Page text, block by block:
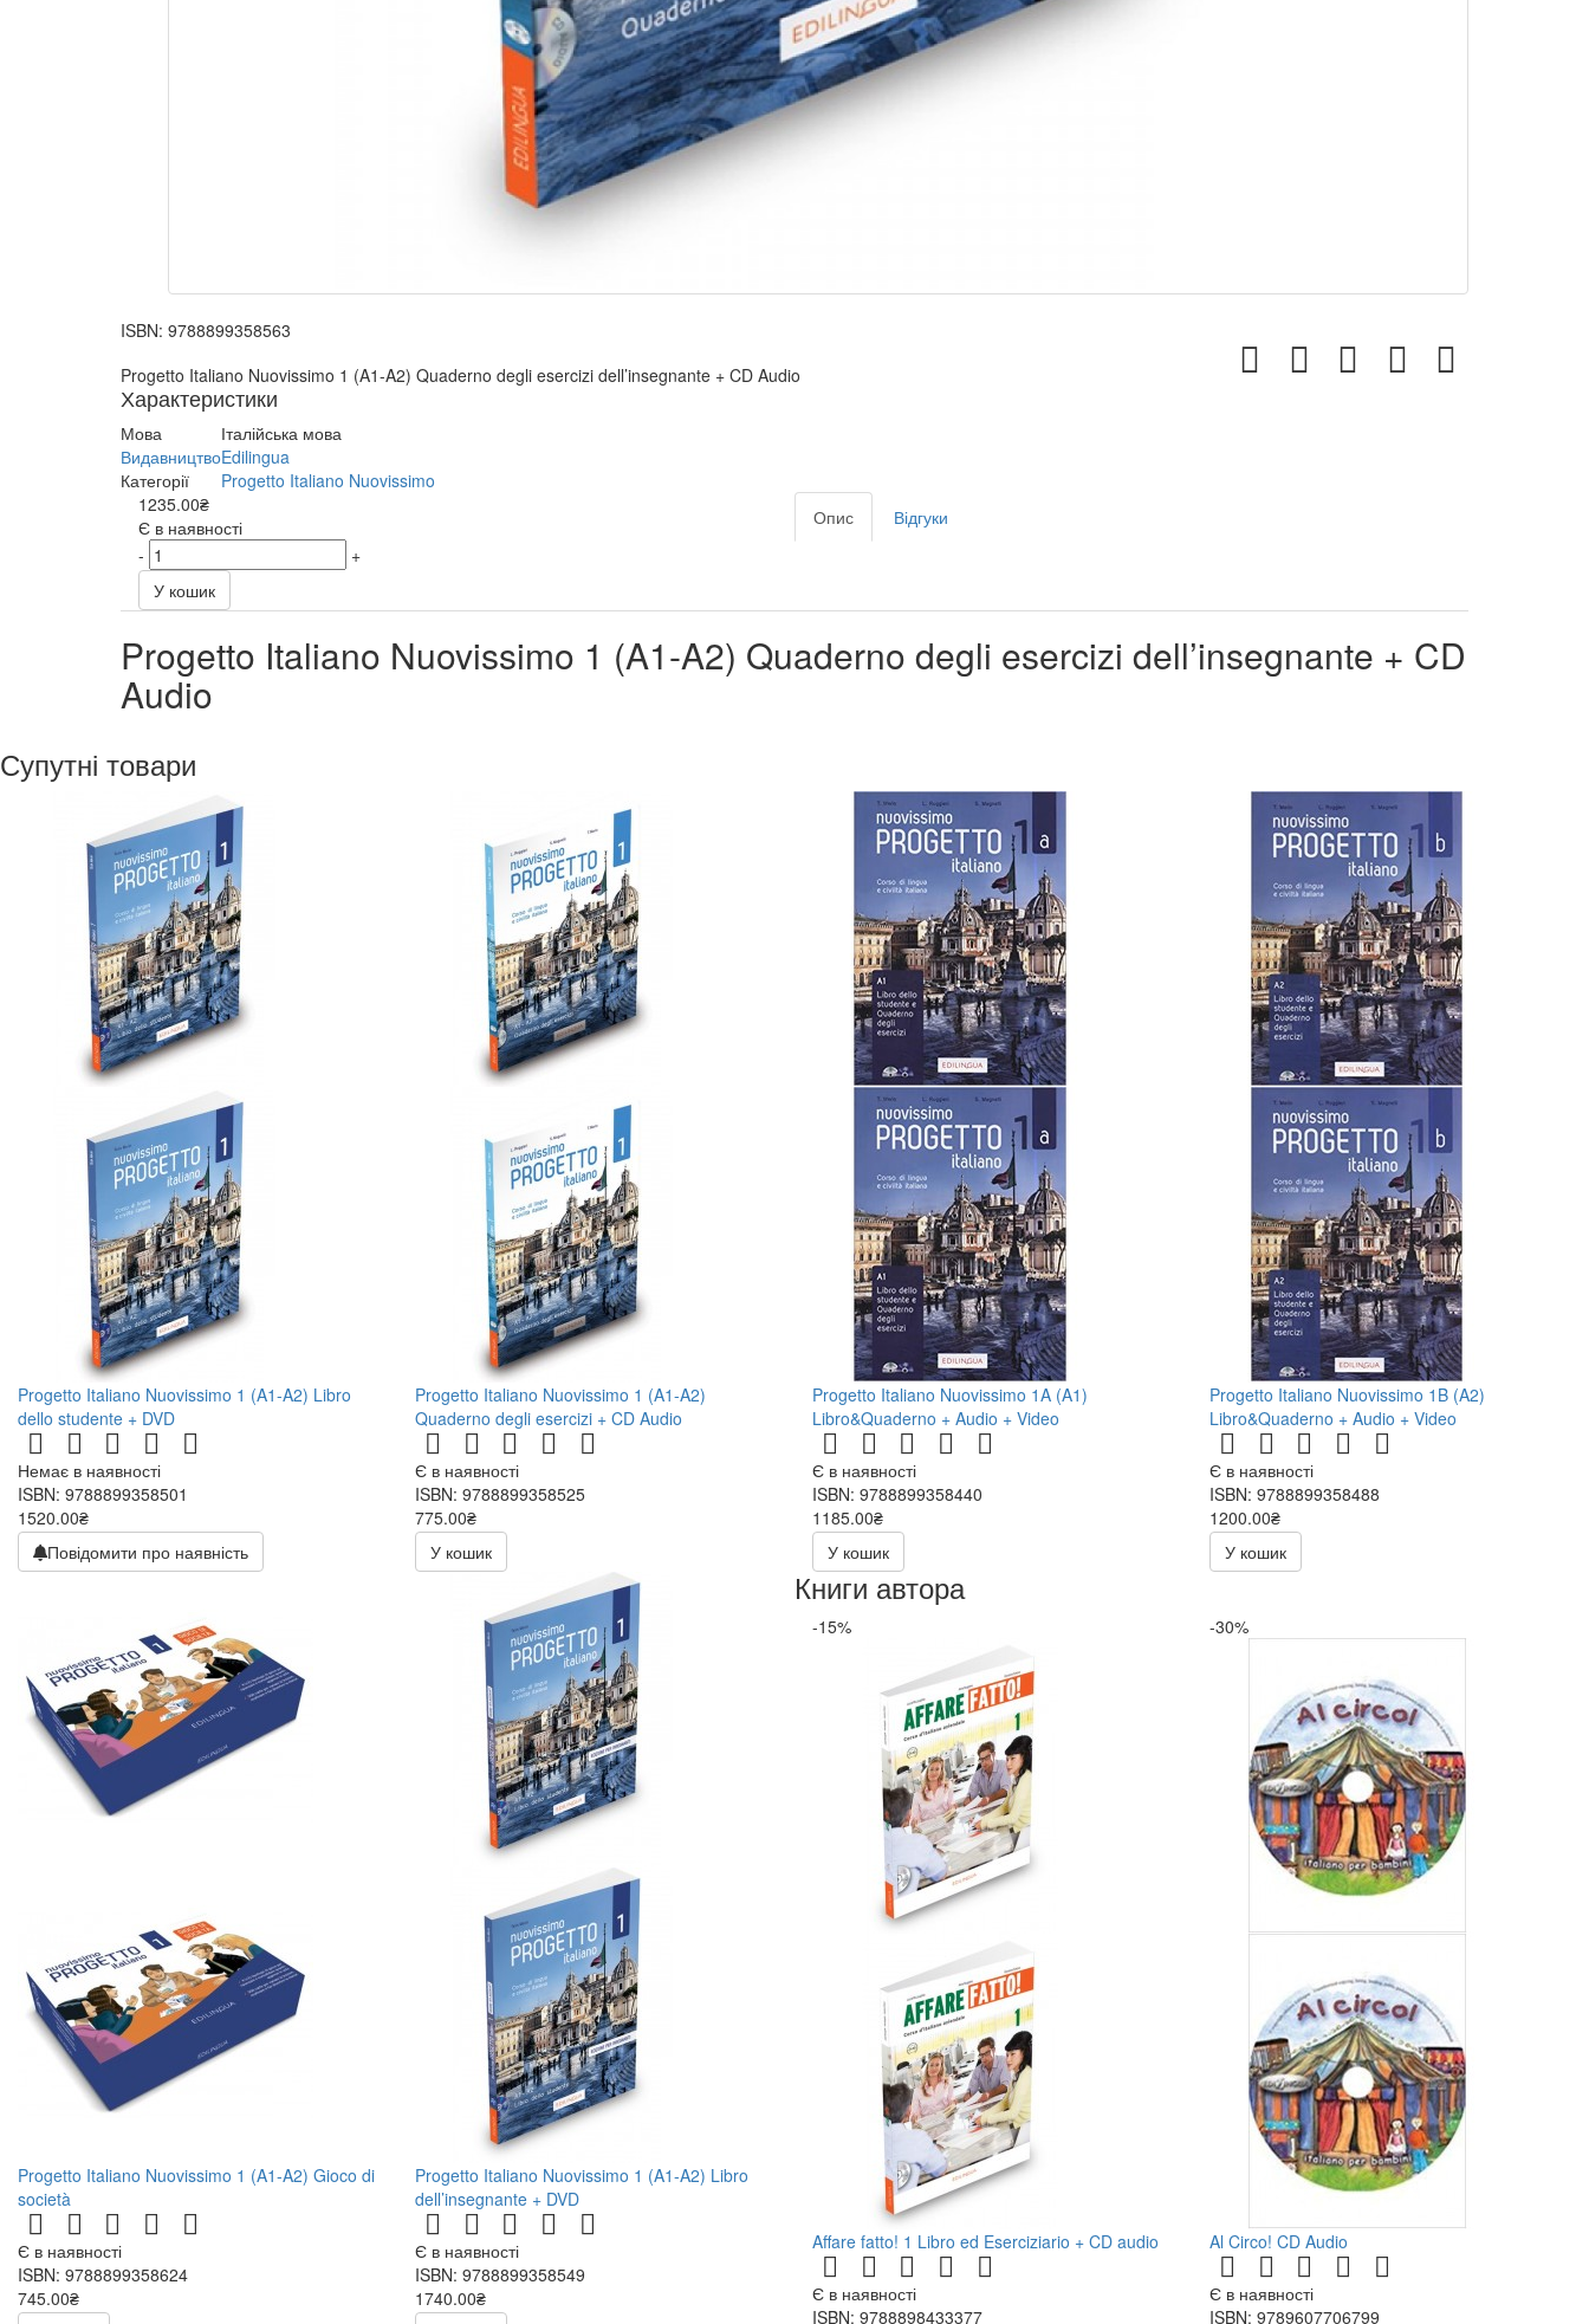
ISBN: 9788899358563
Progetto Italiano Nuovissimo 1 (A1-A2) Quaderno degli esercizi dell’insegnante + CD Audio
Характеристики
Мова
Італійська мова
ВидавництвоEdilingua
Категорії
Progetto Italiano Nuovissimo
1235.00₴
Є в наявності
-
+
У кошик
Опис Відгуки
Progetto Italiano Nuovissimo 1 (A1-A2) Quaderno degli esercizi dell’insegnante + CD
Audio
Супутні товари
Progetto Italiano Nuovissimo 1 (A1-A2) Libro
dello studente + DVD
Немає в наявності
ISBN: 9788899358501
1520.00₴
Повідомити про наявність
Progetto Italiano Nuovissimo 1 (A1-A2)
Quaderno degli esercizi + CD Audio
Є в наявності
ISBN: 9788899358525
775.00₴
У кошик
Progetto Italiano Nuovissimo 1A (A1)
Libro&Quaderno + Audio + Video
Є в наявності
ISBN: 9788899358440
1185.00₴
У кошик
Progetto Italiano Nuovissimo 1B (A2)
Libro&Quaderno + Audio + Video
Є в наявності
ISBN: 9788899358488
1200.00₴
У кошик
Progetto Italiano Nuovissimo 1 (A1-A2) Gioco di
società
Є в наявності
ISBN: 9788899358624
745.00₴
Progetto Italiano Nuovissimo 1 (A1-A2) Libro
dell’insegnante + DVD
Є в наявності
ISBN: 9788899358549
1740.00₴
Книги автора
-15%
Affare fatto! 1 Libro ed Eserciziario + CD audio
Є в наявності
ISBN: 9788898433377
-30%
Al Circo! CD Audio
Є в наявності
ISBN: 9789607706799